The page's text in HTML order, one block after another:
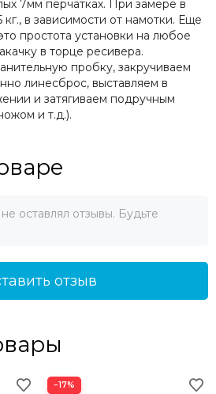
7мм перчатках. При замере в
кг., в зависимости от намотки. Еще
простота установки на любое
в торце ресивера.
пробку, закручиваем
линесброс, выставляем в
и затягиваем подручным
и т.д.).
оставлял отзывы. Будьте
отзыв
−17%